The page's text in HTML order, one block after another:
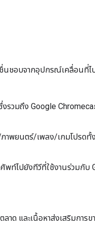
นชอบจากอุปกรณ์เคลื่อนที่ไ
วมถึง Google
าพยนตร์/เพลง/เกมโปรด
พท์ไปยังทีวีที่ใช้งานร่วมกับ
ด และเนื้อหาส่งเสริมการข